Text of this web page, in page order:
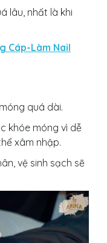
lâu, nhất là khi
Cáp-Làm Nail
quá dài.
khóe móng vì dễ
xâm nhập.
vệ sinh sạch sẽ